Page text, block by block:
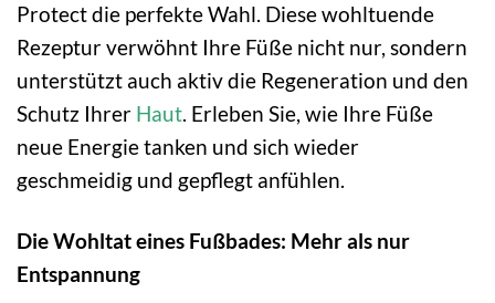
Protect die perfekte Wahl. Diese wohltuende
Rezeptur verwöhnt Ihre Füße nicht nur, sondern
unterstützt auch aktiv die Regeneration und den
Schutz Ihrer Haut. Erleben Sie, wie Ihre Füße
neue Energie tanken und sich wieder
geschmeidig und gepflegt anfühlen.
Die Wohltat eines Fußbades: Mehr als nur
Entspannung